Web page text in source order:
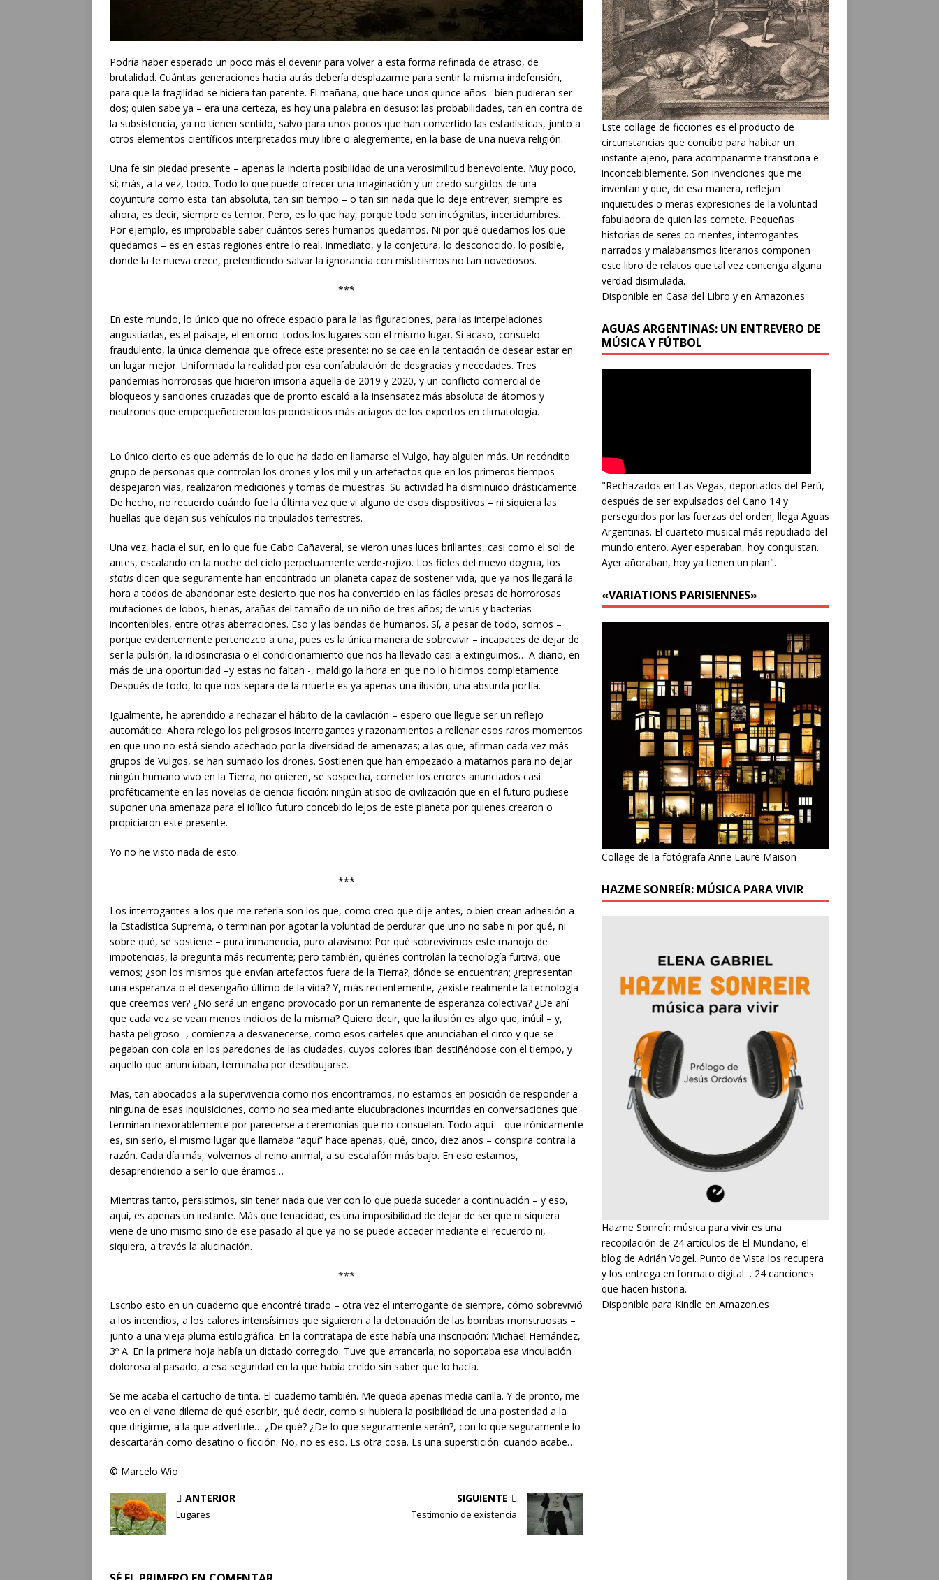
Podría haber esperado un poco más el devenir para volver a esta forma refinada de atraso, de
brutalidad. Cuántas generaciones hacia atrás debería desplazarme para sentir la misma indefensión,
para que la fragilidad se hiciera tan patente. El mañana, que hace unos quince años –bien pudieran ser
dos; quien sabe ya – era una certeza, es hoy una palabra en desuso: las probabilidades, tan en contra de
la subsistencia, ya no tienen sentido, salvo para unos pocos que han convertido las estadísticas, junto a
otros elementos científicos interpretados muy libre o alegremente, en la base de una nueva religión.
Una fe sin piedad presente – apenas la incierta posibilidad de una verosimilitud benevolente. Muy poco,
sí; más, a la vez, todo. Todo lo que puede ofrecer una imaginación y un credo surgidos de una
coyuntura como esta: tan absoluta, tan sin tiempo – o tan sin nada que lo deje entrever; siempre es
ahora, es decir, siempre es temor. Pero, es lo que hay, porque todo son incógnitas, incertidumbres…
Por ejemplo, es improbable saber cuántos seres humanos quedamos. Ni por qué quedamos los que
quedamos – es en estas regiones entre lo real, inmediato, y la conjetura, lo desconocido, lo posible,
donde la fe nueva crece, pretendiendo salvar la ignorancia con misticismos no tan novedosos.
***
En este mundo, lo único que no ofrece espacio para la las figuraciones, para las interpelaciones
angustiadas, es el paisaje, el entorno: todos los lugares son el mismo lugar. Si acaso, consuelo
fraudulento, la única clemencia que ofrece este presente: no se cae en la tentación de desear estar en
un lugar mejor. Uniformada la realidad por esa confabulación de desgracias y necedades. Tres
pandemias horrorosas que hicieron irrisoria aquella de 2019 y 2020, y un conflicto comercial de
bloqueos y sanciones cruzadas que de pronto escaló a la insensatez más absoluta de átomos y
neutrones que empequeñecieron los pronósticos más aciagos de los expertos en climatología.
Lo único cierto es que además de lo que ha dado en llamarse el Vulgo, hay alguien más. Un recóndito
grupo de personas que controlan los drones y los mil y un artefactos que en los primeros tiempos
despejaron vías, realizaron mediciones y tomas de muestras. Su actividad ha disminuido drásticamente.
De hecho, no recuerdo cuándo fue la última vez que vi alguno de esos dispositivos – ni siquiera las
huellas que dejan sus vehículos no tripulados terrestres.
Una vez, hacia el sur, en lo que fue Cabo Cañaveral, se vieron unas luces brillantes, casi como el sol de
antes, escalando en la noche del cielo perpetuamente verde-rojizo. Los fieles del nuevo dogma, los
statis dicen que seguramente han encontrado un planeta capaz de sostener vida, que ya nos llegará la
hora a todos de abandonar este desierto que nos ha convertido en las fáciles presas de horrorosas
mutaciones de lobos, hienas, arañas del tamaño de un niño de tres años; de virus y bacterias
incontenibles, entre otras aberraciones. Eso y las bandas de humanos. Sí, a pesar de todo, somos –
porque evidentemente pertenezco a una, pues es la única manera de sobrevivir – incapaces de dejar de
ser la pulsión, la idiosincrasia o el condicionamiento que nos ha llevado casi a extinguirnos… A diario, en
más de una oportunidad –y estas no faltan -, maldigo la hora en que no lo hicimos completamente.
Después de todo, lo que nos separa de la muerte es ya apenas una ilusión, una absurda porfía.
Igualmente, he aprendido a rechazar el hábito de la cavilación – espero que llegue ser un reflejo
automático. Ahora relego los peligrosos interrogantes y razonamientos a rellenar esos raros momentos
en que uno no está siendo acechado por la diversidad de amenazas; a las que, afirman cada vez más
grupos de Vulgos, se han sumado los drones. Sostienen que han empezado a matarnos para no dejar
ningún humano vivo en la Tierra; no quieren, se sospecha, cometer los errores anunciados casi
proféticamente en las novelas de ciencia ficción: ningún atisbo de civilización que en el futuro pudiese
suponer una amenaza para el idílico futuro concebido lejos de este planeta por quienes crearon o
propiciaron este presente.
Yo no he visto nada de esto.
***
Los interrogantes a los que me refería son los que, como creo que dije antes, o bien crean adhesión a
la Estadística Suprema, o terminan por agotar la voluntad de perdurar que uno no sabe ni por qué, ni
sobre qué, se sostiene – pura inmanencia, puro atavismo: Por qué sobrevivimos este manojo de
impotencias, la pregunta más recurrente; pero también, quiénes controlan la tecnología furtiva, que
vemos; ¿son los mismos que envían artefactos fuera de la Tierra?; dónde se encuentran; ¿representan
una esperanza o el desengaño último de la vida? Y, más recientemente, ¿existe realmente la tecnología
que creemos ver? ¿No será un engaño provocado por un remanente de esperanza colectiva? ¿De ahí
que cada vez se vean menos indicios de la misma? Quiero decir, que la ilusión es algo que, inútil – y,
hasta peligroso -, comienza a desvanecerse, como esos carteles que anunciaban el circo y que se
pegaban con cola en los paredones de las ciudades, cuyos colores iban destiñéndose con el tiempo, y
aquello que anunciaban, terminaba por desdibujarse.
Mas, tan abocados a la supervivencia como nos encontramos, no estamos en posición de responder a
ninguna de esas inquisiciones, como no sea mediante elucubraciones incurridas en conversaciones que
terminan inexorablemente por parecerse a ceremonias que no consuelan. Todo aquí – que irónicamente
es, sin serlo, el mismo lugar que llamaba “aquí” hace apenas, qué, cinco, diez años – conspira contra la
razón. Cada día más, volvemos al reino animal, a su escalafón más bajo. En eso estamos,
desaprendiendo a ser lo que éramos…
Mientras tanto, persistimos, sin tener nada que ver con lo que pueda suceder a continuación – y eso,
aquí, es apenas un instante. Más que tenacidad, es una imposibilidad de dejar de ser que ni siquiera
viene de uno mismo sino de ese pasado al que ya no se puede acceder mediante el recuerdo ni,
siquiera, a través la alucinación.
***
Escribo esto en un cuaderno que encontré tirado – otra vez el interrogante de siempre, cómo sobrevivió
a los incendios, a los calores intensísimos que siguieron a la detonación de las bombas monstruosas –
junto a una vieja pluma estilográfica. En la contratapa de este había una inscripción: Michael Hernández,
3º A. En la primera hoja había un dictado corregido. Tuve que arrancarla; no soportaba esa vinculación
dolorosa al pasado, a esa seguridad en la que había creído sin saber que lo hacía.
Se me acaba el cartucho de tinta. El cuaderno también. Me queda apenas media carilla. Y de pronto, me
veo en el vano dilema de qué escribir, qué decir, como si hubiera la posibilidad de una posteridad a la
que dirigirme, a la que advertirle… ¿De qué? ¿De lo que seguramente serán?, con lo que seguramente lo
descartarán como desatino o ficción. No, no es eso. Es otra cosa. Es una superstición: cuando acabe…
© Marcelo Wio
ANTERIOR
Lugares
SIGUIENTE
Testimonio de existencia
Este collage de ficciones es el producto de
circunstancias que concibo para habitar un
instante ajeno, para acompañarme transitoria e
inconcebiblemente. Son invenciones que me
inventan y que, de esa manera, reflejan
inquietudes o meras expresiones de la voluntad
fabuladora de quien las comete. Pequeñas
historias de seres co rrientes, interrogantes
narrados y malabarismos literarios componen
este libro de relatos que tal vez contenga alguna
verdad disimulada.
Disponible en Casa del Libro y en Amazon.es
AGUAS ARGENTINAS: UN ENTREVERO DE
MÚSICA Y FÚTBOL
"Rechazados en Las Vegas, deportados del Perú,
después de ser expulsados del Caño 14 y
perseguidos por las fuerzas del orden, llega Aguas
Argentinas. El cuarteto musical más repudiado del
mundo entero. Ayer esperaban, hoy conquistan.
Ayer añoraban, hoy ya tienen un plan".
«VARIATIONS PARISIENNES»
Collage de la fotógrafa Anne Laure Maison
HAZME SONREÍR: MÚSICA PARA VIVIR
Hazme Sonreír: música para vivir es una
recopilación de 24 artículos de El Mundano, el
blog de Adrián Vogel. Punto de Vista los recupera
y los entrega en formato digital… 24 canciones
que hacen historia.
Disponible para Kindle en Amazon.es